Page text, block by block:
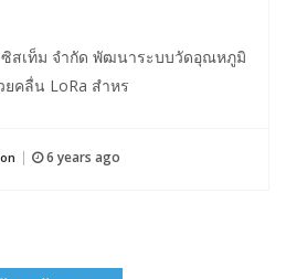
ซิสเท็ม จำกัด พัฒนาระบบวัดอุณหภูมิ
คลื่น LoRa สำหร
6 years ago